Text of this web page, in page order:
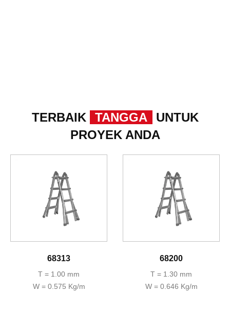
TERBAIK TANGGA
UNTUK
PROYEK ANDA
68313
T = 1.00 mm
W = 0.575 Kg/m
68200
T = 1.30 mm
W = 0.646 Kg/m